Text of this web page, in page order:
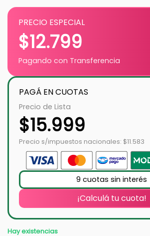
PRECIO ESPECIAL
$12.799
Pagando con Transferencia
PAGÁ EN CUOTAS
Precio de Lista
$15.999
Precio s/impuestos nacionales: $11.583
9 cuotas sin interés
¡Calculá tu cuota!
Hay existencias